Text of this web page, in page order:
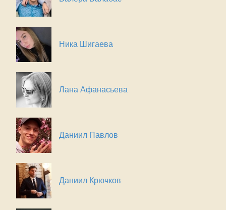
Ника Шигаева
Лана Афанасьева
Даниил Павлов
Даниил Крючков